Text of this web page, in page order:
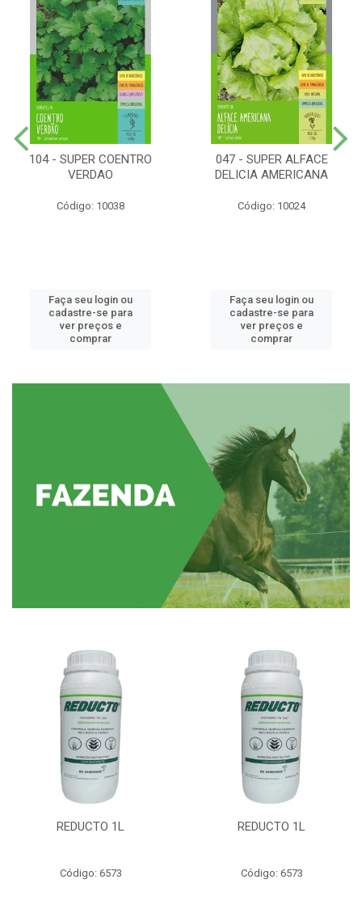
104 - SUPER COENTRO
VERDAO
Código: 10038
Faça seu login ou
cadastre-se para
ver preços e
comprar
047 - SUPER ALFACE
DELICIA AMERICANA
Código: 10024
Faça seu login ou
cadastre-se para
ver preços e
comprar
REDUCTO 1L
Código: 6573
REDUCTO 1L
Código: 6573